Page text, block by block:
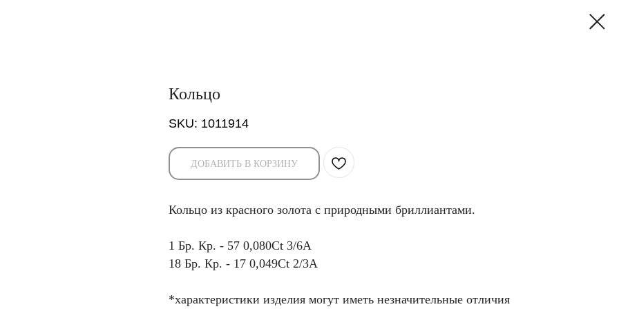
Кольцо
SKU: 1011914
ДОБАВИТЬ В КОРЗИНУ
Кольцо из красного золота с природными бриллиантами.
1 Бр. Кр. - 57 0,080Ct 3/6А
18 Бр. Кр. - 17 0,049Ct 2/3А
*характеристики изделия могут иметь незначительные отличия